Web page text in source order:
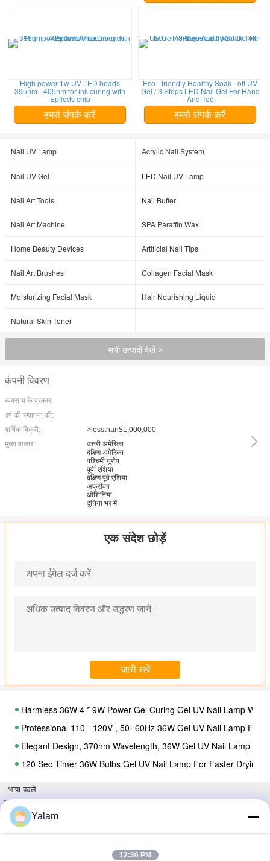
High power 1w UV LED beads
395nm - 405nm for ink curing with
Epileds chip
हमसे संपर्क करें
Eco - friendly Healthy Soak - off UV
Gel / 3 Steps LED Nail Gel For Hand
And Toe
हमसे संपर्क करें
Nail UV Lamp Acrylic Nail System
Nail UV Gel LED Nail UV Lamp
Nail Art Tools Nail Buffer
Nail Art Machine SPA Paraffin Wax
Home Beauty Devices Artificial Nail Tips
Nail Art Brushes Collagen Facial Mask
Moisturizing Facial Mask Hair Nourishing Liquid
Natural Skin Toner
सभी उत्पादों देखें >
कंपनी विवरण
व्यवसाय के प्रकार:
वर्ष की स्थापना की:
वार्षिक बिक्री:
>lessthan$1,000,000
मुख्य बाजार:
उत्तरी अमेरिका
दक्षिण अमेरिका
पश्चिमी यूरोप
पूर्वी एशिया
दक्षिण पूर्व एशिया
अफ्रीका
ओशिनिया
दुनिया भर में
एक संदेश छोड़ें
Harmless 36W 4 * 9W Power Gel Curing Gel UV Nail Lamp With
Professional 110 - 120V , 50 -60Hz 36W Gel UV Nail Lamp For
Elegant Design, 370nm Wavelength, 36W Gel UV Nail Lamp
120 Sec Timer 36W Bulbs Gel UV Nail Lamp For Faster Drying,
110 - 120v Harmless Professional Gel UV Nail Lamp 36W 50 -
Professional Harmless 50 - 60HZ , 110 - 120v / 220-240v 36W
Sterilized Professional LED Nail UV Lamp With 10W AC100 -
Personalized Custom 54W Nail Gel Curing UV Lamp With timer
भाषा बदलें
s
Hindi Yalam
12:36 PM